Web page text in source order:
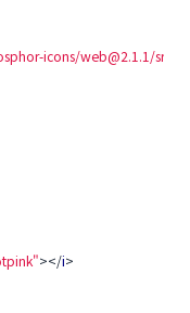
icons/web@2.1.1/src/
></i>